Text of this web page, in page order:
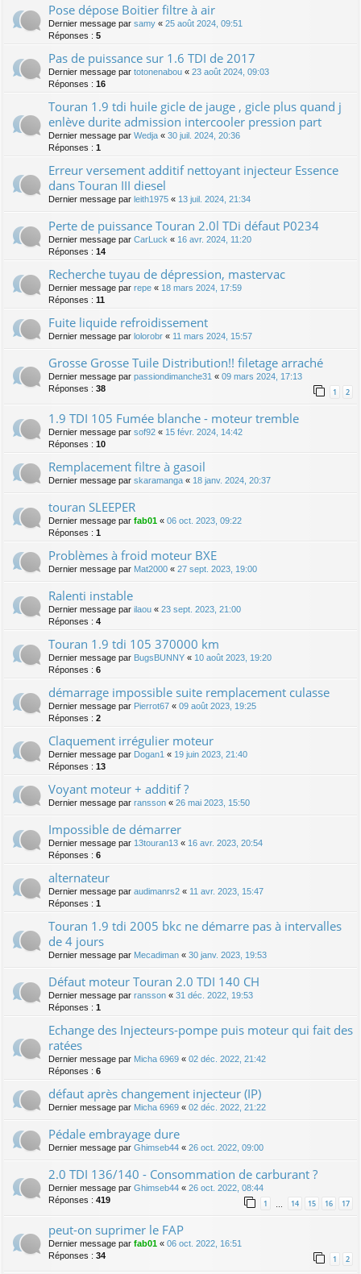
Pose dépose Boitier filtre à air
Dernier message par samy « 25 août 2024, 09:51
Réponses : 5
Pas de puissance sur 1.6 TDI de 2017
Dernier message par totonenabou « 23 août 2024, 09:03
Réponses : 16
Touran 1.9 tdi huile gicle de jauge , gicle plus quand j
enlève durite admission intercooler pression part
Dernier message par Wedja « 30 juil. 2024, 20:36
Réponses : 1
Erreur versement additif nettoyant injecteur Essence
dans Touran III diesel
Dernier message par leith1975 « 13 juil. 2024, 21:34
Perte de puissance Touran 2.0l TDi défaut P0234
Dernier message par CarLuck « 16 avr. 2024, 11:20
Réponses : 14
Recherche tuyau de dépression, mastervac
Dernier message par repe « 18 mars 2024, 17:59
Réponses : 11
Fuite liquide refroidissement
Dernier message par lolorobr « 11 mars 2024, 15:57
Grosse Grosse Tuile Distribution!! filetage arraché
Dernier message par passiondimanche31 « 09 mars 2024, 17:13
Réponses : 38 1 2
1.9 TDI 105 Fumée blanche - moteur tremble
Dernier message par sof92 « 15 févr. 2024, 14:42
Réponses : 10
Remplacement filtre à gasoil
Dernier message par skaramanga « 18 janv. 2024, 20:37
touran SLEEPER
Dernier message par fab01 « 06 oct. 2023, 09:22
Réponses : 1
Problèmes à froid moteur BXE
Dernier message par Mat2000 « 27 sept. 2023, 19:00
Ralenti instable
Dernier message par ilaou « 23 sept. 2023, 21:00
Réponses : 4
Touran 1.9 tdi 105 370000 km
Dernier message par BugsBUNNY « 10 août 2023, 19:20
Réponses : 6
démarrage impossible suite remplacement culasse
Dernier message par Pierrot67 « 09 août 2023, 19:25
Réponses : 2
Claquement irrégulier moteur
Dernier message par Dogan1 « 19 juin 2023, 21:40
Réponses : 13
Voyant moteur + additif ?
Dernier message par ransson « 26 mai 2023, 15:50
Impossible de démarrer
Dernier message par 13touran13 « 16 avr. 2023, 20:54
Réponses : 6
alternateur
Dernier message par audimanrs2 « 11 avr. 2023, 15:47
Réponses : 1
Touran 1.9 tdi 2005 bkc ne démarre pas à intervalles
de 4 jours
Dernier message par Mecadiman « 30 janv. 2023, 19:53
Défaut moteur Touran 2.0 TDI 140 CH
Dernier message par ransson « 31 déc. 2022, 19:53
Réponses : 1
Echange des Injecteurs-pompe puis moteur qui fait des
ratées
Dernier message par Micha 6969 « 02 déc. 2022, 21:42
Réponses : 6
défaut après changement injecteur (IP)
Dernier message par Micha 6969 « 02 déc. 2022, 21:22
Pédale embrayage dure
Dernier message par Ghimseb44 « 26 oct. 2022, 09:00
2.0 TDI 136/140 - Consommation de carburant ?
Dernier message par Ghimseb44 « 26 oct. 2022, 08:44
Réponses : 419 1 14 15 16 17
peut-on suprimer le FAP
Dernier message par fab01 « 06 oct. 2022, 16:51
Réponses : 34 1 2